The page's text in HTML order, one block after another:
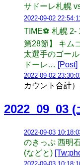
サドーレ札幌
2022-09-02
TIME⚽️ 札幌
第28節】 キム
太選手のゴー
ドーレ… [Post]
2022-09-02
カウント合計
2022_09_03 (
2022-09-03
のきっぷ 西明
(などと)